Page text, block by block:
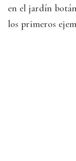
en el jardín
los primeros